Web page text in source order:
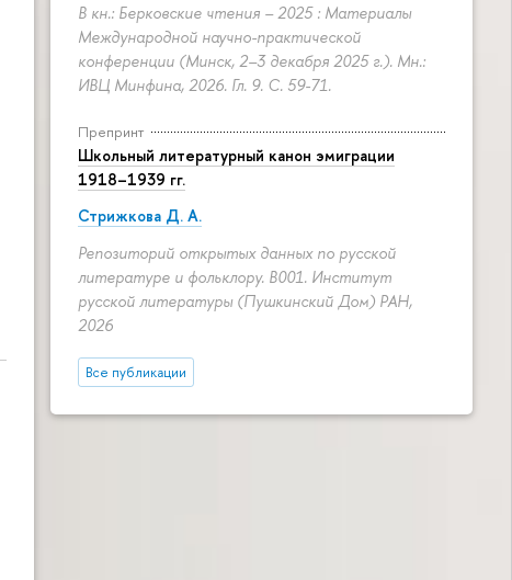
В кн.: Берковские чтения – 2025 : Материалы
Международной научно-практической
конференции (Минск, 2–3 декабря 2025 г.). Мн.:
ИВЦ Минфина, 2026. Гл. 9. С. 59-71.
Препринт
Школьный литературный канон эмиграции
1918–1939 гг.
Стрижкова Д. А.
Репозиторий открытых данных по русской
литературе и фольклору. B001. Институт
русской литературы (Пушкинский Дом) РАН,
2026
Все публикации